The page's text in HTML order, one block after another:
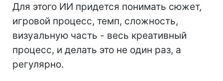
Для этого ИИ придется понимать сюжет,
игровой процесс, темп, сложность,
визуальную часть - весь креативный
процесс, и делать это не один раз, а
регулярно.